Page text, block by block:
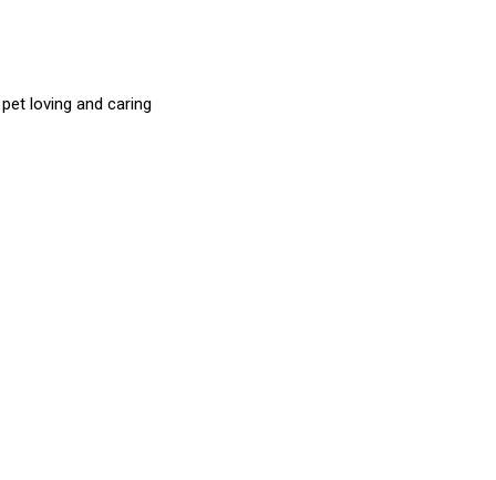
loving and caring